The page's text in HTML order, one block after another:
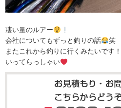
凄い量のルアー
会社についてもずっと釣りの話
笑
またこれから釣りに行くみたいです！
いってらっしゃい